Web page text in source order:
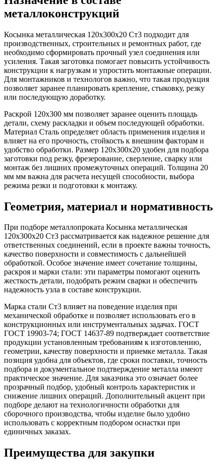
металлоконструкций
Косынка металлическая 120х300х20 Ст3 подходит для
производственных, строительных и ремонтных работ, где
необходимо сформировать прочный узел соединения или
усиления. Такая заготовка помогает повысить устойчивость
конструкции к нагрузкам и упростить монтажные операции.
Для монтажников и технологов важно, что такая продукция
позволяет заранее планировать крепление, стыковку, резку
или последующую доработку.
Раскрой 120х300 мм позволяет заранее оценить площадь
детали, схему раскладки и объем последующей обработки.
Материал Сталь определяет область применения изделия и
влияет на его прочность, стойкость к внешним факторам и
удобство обработки. Размер 120х300х20 удобен для подбора
заготовки под резку, фрезерование, сверление, сварку или
монтаж без лишних промежуточных операций. Толщина 20
мм мм важна для расчета несущей способности, выбора
режима резки и подготовки к монтажу.
Геометрия, материал и нормативность
При подборе металлопроката Косынка металлическая
120х300х20 Ст3 рассматривается как надежное решение для
ответственных соединений, если в проекте важны точность,
качество поверхности и совместимость с дальнейшей
обработкой. Особое значение имеет сочетание толщины,
раскроя и марки стали: эти параметры помогают оценить
жесткость детали, подобрать режим сварки и обеспечить
надежность узла в составе конструкции.
Марка стали Ст3 влияет на поведение изделия при
механической обработке и позволяет использовать его в
конструкционных или инструментальных задачах. ГОСТ
ГОСТ 19903-74; ГОСТ 14637-89 подтверждает соответствие
продукции установленным требованиям к изготовлению,
геометрии, качеству поверхности и приемке металла. Такая
позиция удобна для объектов, где сроки поставки, точность
подбора и документальное подтверждение металла имеют
практическое значение. Для заказчика это означает более
прозрачный подбор, удобный контроль характеристик и
снижение лишних операций. Дополнительный акцент при
подборе делают на технологичности обработки для
сборочного производства, чтобы изделие было удобно
использовать с корректным подбором оснастки при
единичных заказах.
Преимущества для закупки